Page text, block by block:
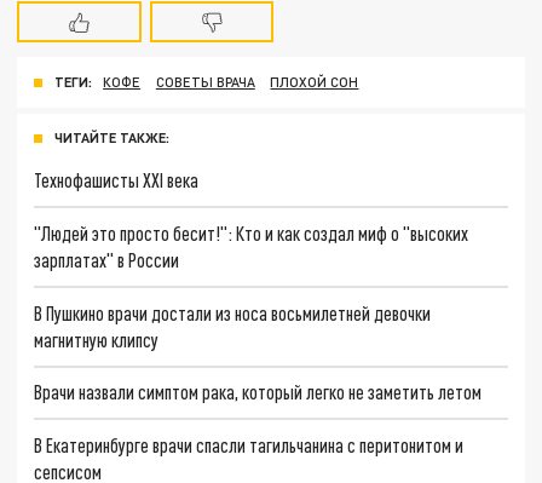
ТЕГИ: КОФЕ СОВЕТЫ ВРАЧА ПЛОХОЙ СОН
ЧИТАЙТЕ ТАКЖЕ:
Технофашисты XXI века
"Людей это просто бесит!": Кто и как создал миф о "высоких
зарплатах" в России
В Пушкино врачи достали из носа восьмилетней девочки
магнитную клипсу
Врачи назвали симптом рака, который легко не заметить летом
В Екатеринбурге врачи спасли тагильчанина с перитонитом и
сепсисом